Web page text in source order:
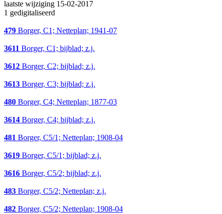
laatste wijziging 15-02-2017
1 gedigitaliseerd
479 Borger, C1; Netteplan; 1941-07
3611 Borger, C1; bijblad; z.j.
3612 Borger, C2; bijblad; z.j.
3613 Borger, C3; bijblad; z.j.
480 Borger, C4; Netteplan; 1877-03
3614 Borger, C4; bijblad; z.j.
481 Borger, C5/1; Netteplan; 1908-04
3619 Borger, C5/1; bijblad; z.j.
3616 Borger, C5/2; bijblad; z.j.
483 Borger, C5/2; Netteplan; z.j.
482 Borger, C5/2; Netteplan; 1908-04